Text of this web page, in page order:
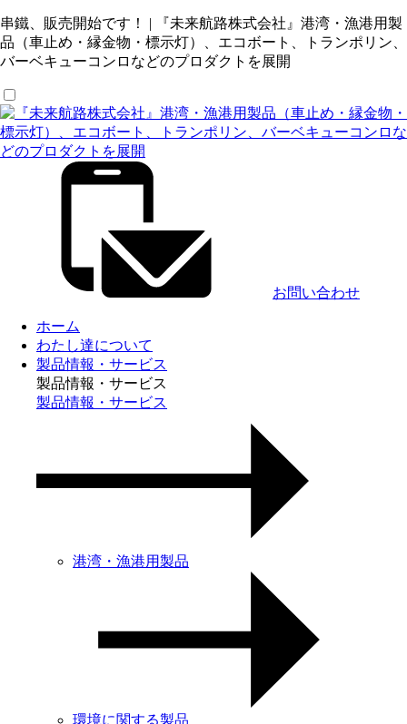
串鐵、販売開始です！ | 『未来航路株式会社』港湾・漁港用製
品（車止め・縁金物・標示灯）、エコボート、トランポリン、
バーベキューコンロなどのプロダクトを展開
お問い合わせ
ホーム
わたし達について
製品情報・サービス
製品情報・サービス
製品情報・サービス
港湾・漁港用製品
環境に関する製品